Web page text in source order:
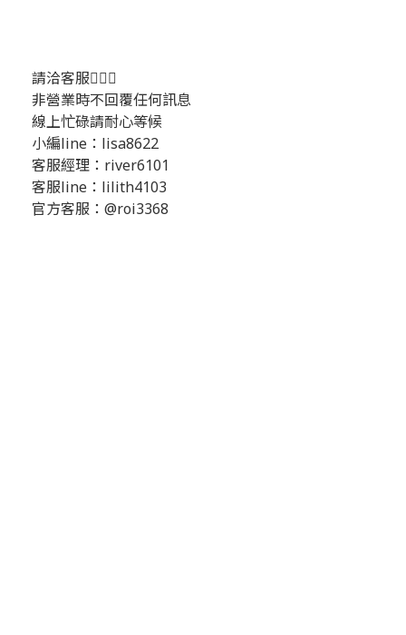
請洽客服💁🏻‍♂️
非營業時不回覆任何訊息
線上忙碌請耐心等候
小編line：lisa8622
客服經理：river6101
客服line：lilith4103
官方客服：@roi3368